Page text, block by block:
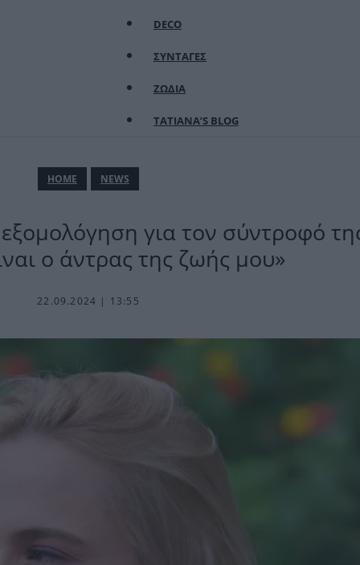
DECO
ΣΥΝΤΑΓΕΣ
ΖΩΔΙΑ
TATIANA’S BLOG
ΗΟΜΕ NEWS
για τον σύντροφό
ο άντρας της ζωής μου»
22.09.2024 | 13:55